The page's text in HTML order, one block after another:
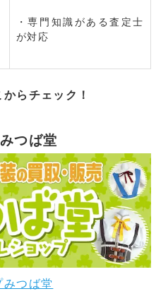
・専門知識がある査定士
が対応
らチェック！
つば堂
つば堂